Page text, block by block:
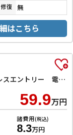
修復 無
はこちら
E e－アシスト バックカメラ ナビ キーレスエントリー 電動格納ミラー シートヒーター ベンチシート CVT ABS ESC 衝突安全ボディ エアコン パワーステアリング パワーウィンドウ
59.9万円
諸費用(税込)
8.3万円